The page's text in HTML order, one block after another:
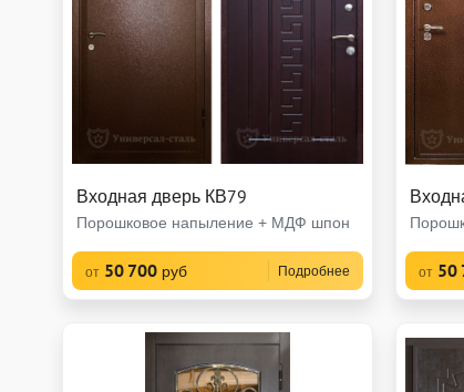
Входная дверь КВ79
Порошковое напыление + МДФ шпон
от 50 700 руб Подробнее от 50